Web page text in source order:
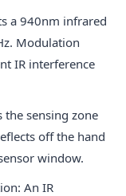
a 940nm infrared
Modulation
IR interference
the sensing zone
off the hand
window.
: An IR